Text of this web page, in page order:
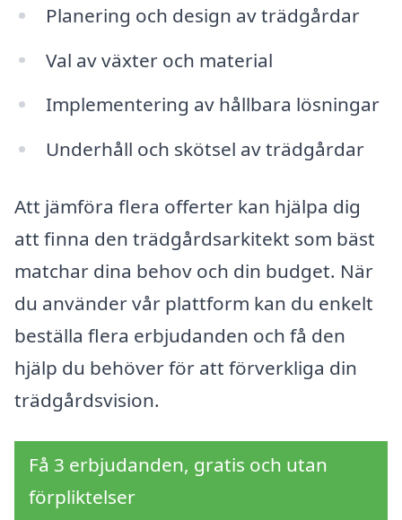
Planering och design av trädgårdar
Val av växter och material
Implementering av hållbara lösningar
Underhåll och skötsel av trädgårdar
Att jämföra flera offerter kan hjälpa dig
att finna den trädgårdsarkitekt som bäst
matchar dina behov och din budget. När
du använder vår plattform kan du enkelt
beställa flera erbjudanden och få den
hjälp du behöver för att förverkliga din
trädgårdsvision.
Få 3 erbjudanden, gratis och utan
förpliktelser